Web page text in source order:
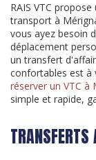
RAIS VTC
transport à
vous ayez besoin
déplacement
un transfert
confortables est à
réserver un VTC à
simple et rapide,